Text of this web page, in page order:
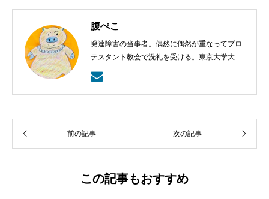
腹ぺこ
発達障害の当事者。偶然に偶然が重なってプロ
テスタント教会で洗礼を受ける。東京大学大学
院博士課程単位取得退学。クラシック音楽オタ
ク。好きな言葉は「見ないで信じる者は幸いで
ある」。
前の記事 次の記事
この記事もおすすめ